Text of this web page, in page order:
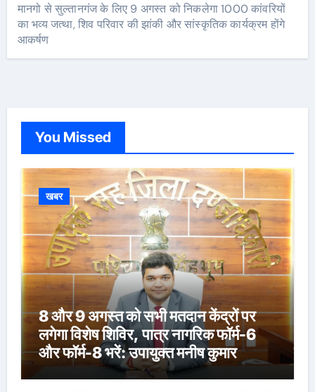
मानगो से सुल्तानगंज के लिए 9 अगस्त को निकलेगा 1000 कांवरियों
का भव्य जत्था, शिव परिवार की झांकी और सांस्कृतिक कार्यक्रम होंगे
आकर्षण
You Missed
खबर
8 और 9 अगस्त को सभी मतदान केंद्रों पर
लगेगा विशेष शिविर, पात्र नागरिक फॉर्म-6
और फॉर्म-8 भरें: उपायुक्त मनीष कुमार